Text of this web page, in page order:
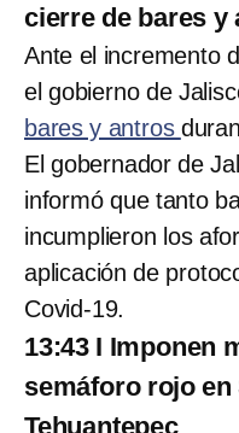
cierre de bares y
Ante el incremento
el gobierno de
bares y antros
El gobernador de
informó que tanto
incumplieron los
aplicación de
Covid-19.
13:43 I Imponen
semáforo rojo
Tehuantepec